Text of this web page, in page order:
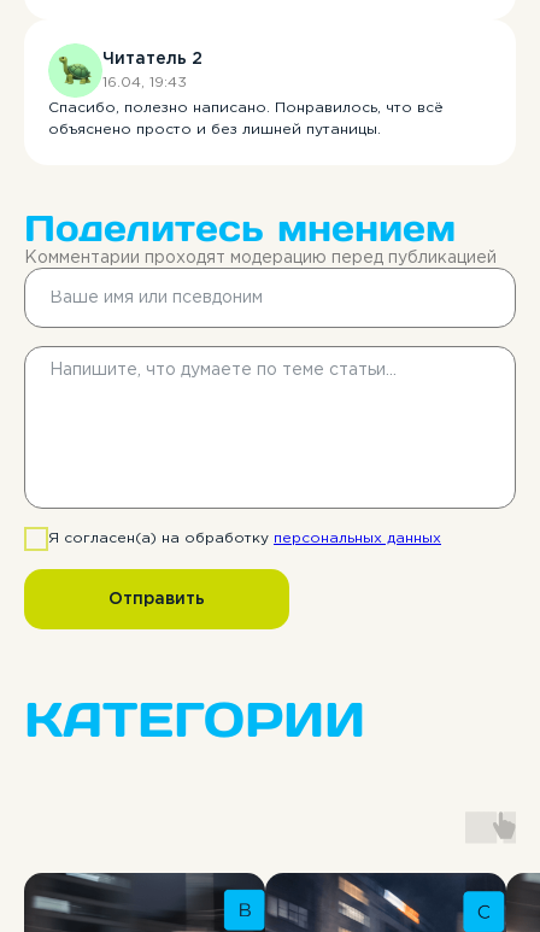
Читатель 2
16.04, 19:43
Спасибо, полезно написано. Понравилось, что всё
объяснено просто и без лишней путаницы.
Поделитесь мнением
Комментарии проходят модерацию перед публикацией
Я согласен(а) на обработку персональных данных
Отправить
КАТЕГОРИИ
Записаться
Попробуй обучение в автошколе
бесплатно! Запишись на тест-
драйв до 31 марта!
и сдай на права с первого раза!